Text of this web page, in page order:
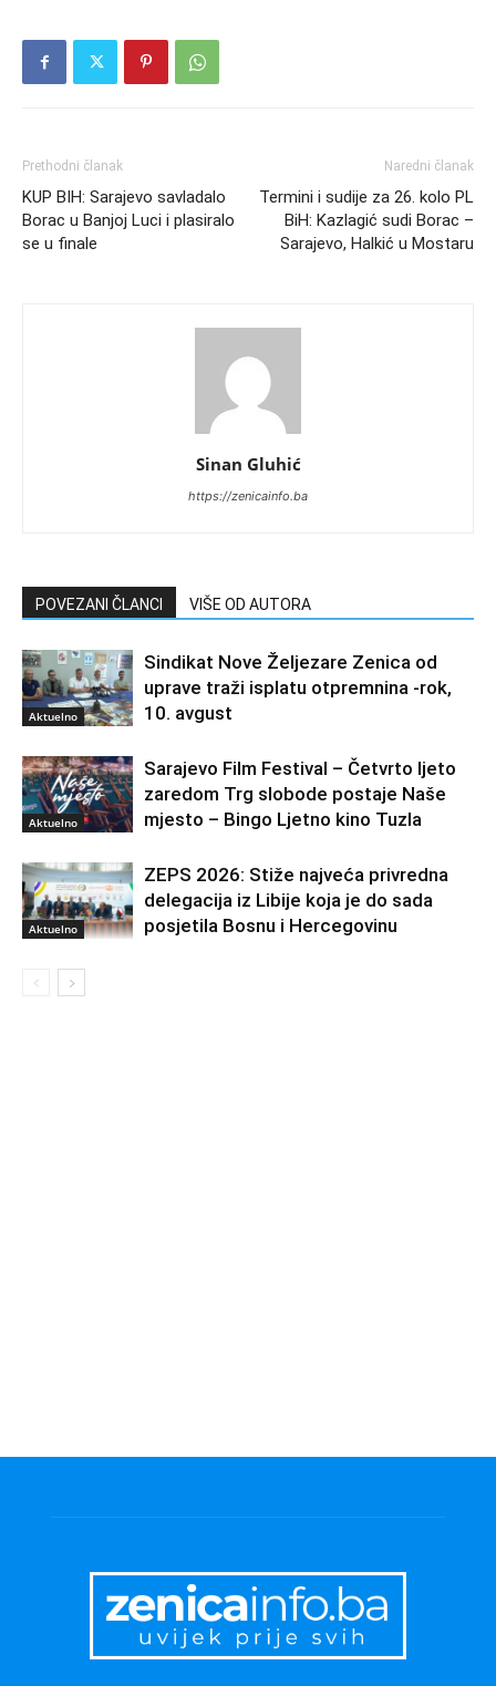
Prethodni članak
KUP BIH: Sarajevo savladalo
Borac u Banjoj Luci i plasiralo
se u finale
Naredni članak
Termini i sudije za 26. kolo PL
BiH: Kazlagić sudi Borac –
Sarajevo, Halkić u Mostaru
Sinan Gluhić
https://zenicainfo.ba
POVEZANI ČLANCI VIŠE OD AUTORA
Aktuelno
Sindikat Nove Željezare Zenica od
uprave traži isplatu otpremnina -rok,
10. avgust
Aktuelno
Sarajevo Film Festival – Četvrto ljeto
zaredom Trg slobode postaje Naše
mjesto – Bingo Ljetno kino Tuzla
Aktuelno
ZEPS 2026: Stiže najveća privredna
delegacija iz Libije koja je do sada
posjetila Bosnu i Hercegovinu